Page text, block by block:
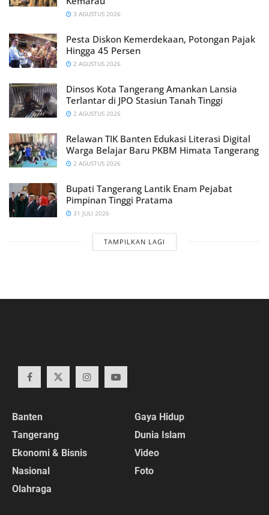
3 AGUSTUS 2026
Pesta Diskon Kemerdekaan, Potongan Pajak
Hingga 45 Persen
2 AGUSTUS 2026
Dinsos Kota Tangerang Amankan Lansia
Terlantar di JPO Stasiun Tanah Tinggi
2 AGUSTUS 2026
Relawan TIK Banten Edukasi Literasi Digital
Warga Belajar Baru PKBM Himata Tangerang
2 AGUSTUS 2026
Bupati Tangerang Lantik Enam Pejabat
Pimpinan Tinggi Pratama
31 JULI 2026
TAMPILKAN LAGI
Banten
Tangerang
Ekonomi & Bisnis
Nasional
Olahraga
Gaya Hidup
Dunia Islam
Video
Foto